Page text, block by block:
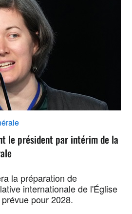
le président par intérim de la
la préparation de
internationale de l'Église
pour 2028.